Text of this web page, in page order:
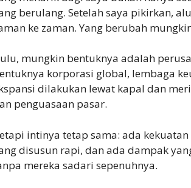
berulang. Setelah saya pikirkan,
ke zaman. Yang berubah
mungkin bentuknya adalah
korporasi global, lembaga
dilakukan lewat kapal dan
penguasaan pasar.
intinya tetap sama: ada
disusun rapi, dan ada dampak
mereka sadari sepenuhnya.